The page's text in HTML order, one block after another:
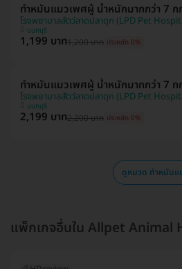
ทำหมันแมวเพศผู้ น้ำหนักมากกว่า 7 ก
โรงพยาบาลสัตว์ลาดปลาดุก (LPD Pet
นนทบุรี
1,199 บาท1,200 บาท ประหยัด 0%
ทำหมันแมวเพศผู้ น้ำหนักมากกว่า 7
โรงพยาบาลสัตว์ลาดปลาดุก (LPD Pet
นนทบุรี
2,199 บาท2,200 บาท ประหยัด 0%
ดูหมวด ทำหมันแ
แพ็กเกจอื่นใน Allpet Animal